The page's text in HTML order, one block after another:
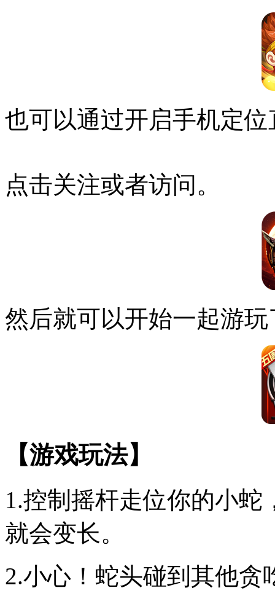
也可以通过开启手机定
点击关注或者访问。
然后就可以开始一起游玩
【游戏玩法】
1.控制摇杆走位你的小
就会变长。
2.小心！蛇头碰到其他